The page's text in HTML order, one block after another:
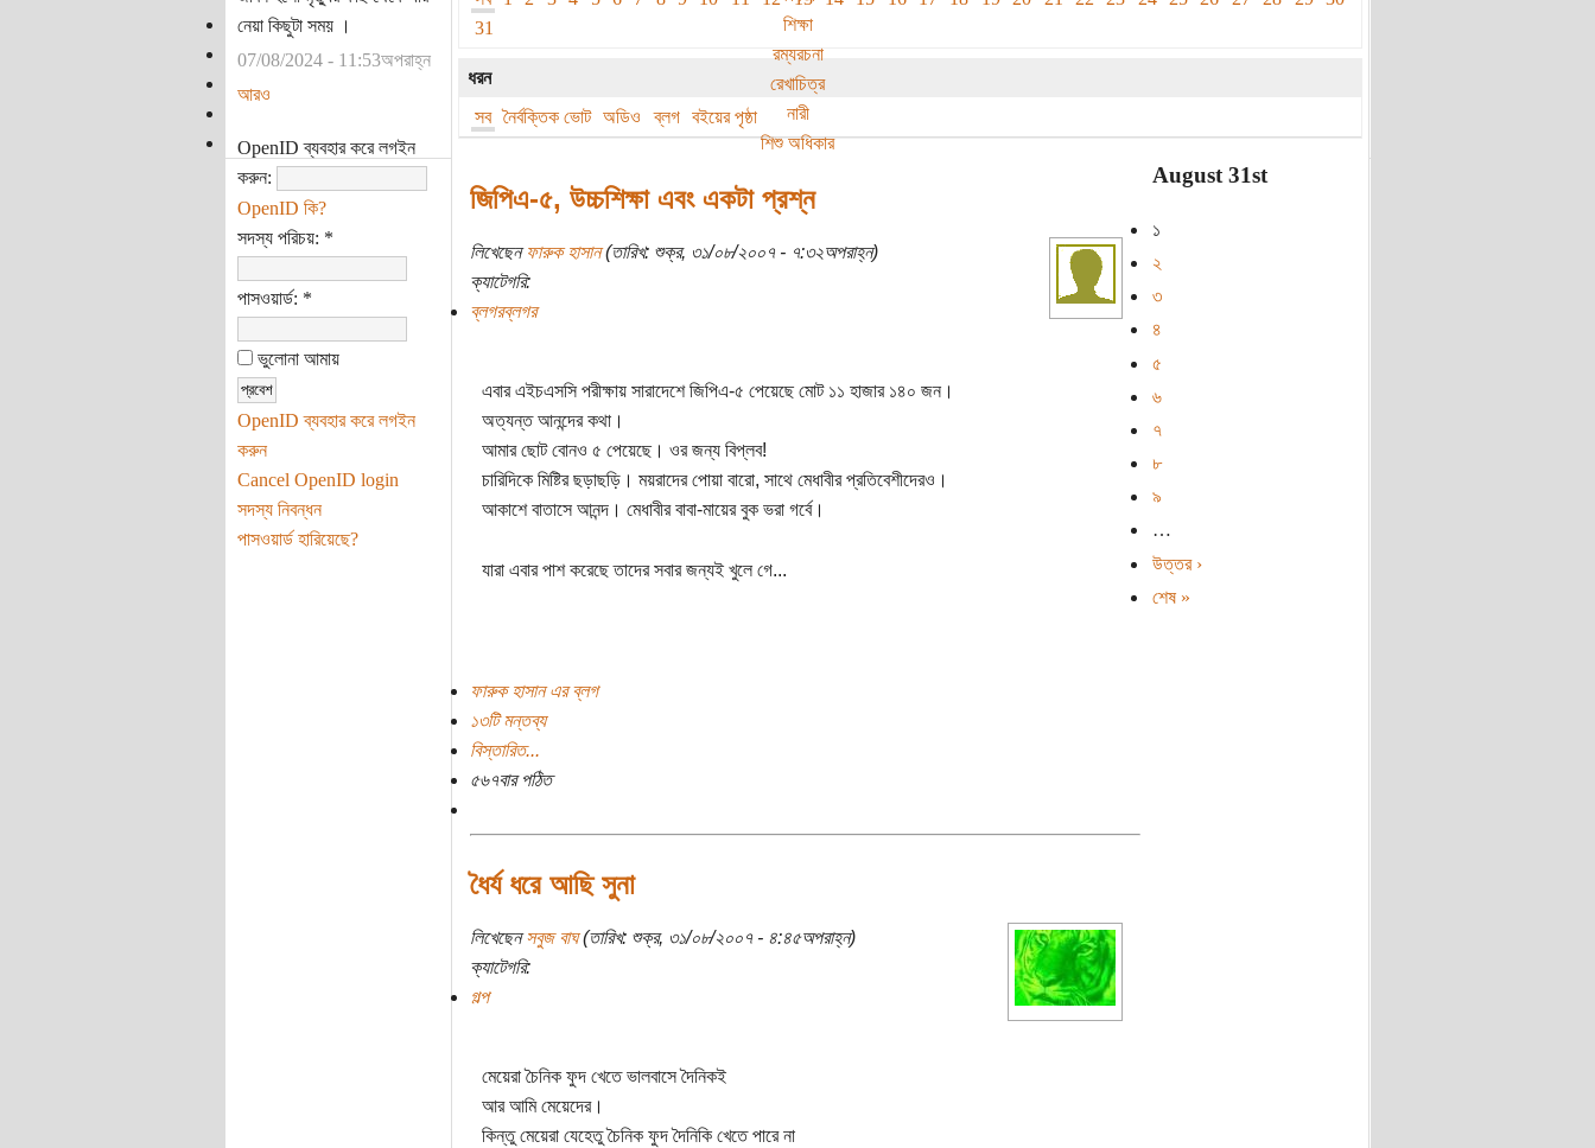
শিক্ষা
রম্যরচনা
রেখাচিত্র
নারী
শিশু অধিকার
নেয়া কিছুটা সময় ।
07/08/2024 - 11:53অপরাহ্ন
আরও
OpenID ব্যবহার করে লগইন
করুন:
OpenID কি?
সদস্য পরিচয়: *
পাসওয়ার্ড: *
ভুলোনা আমায়
OpenID ব্যবহার করে লগইন
করুন
Cancel OpenID login
সদস্য নিবন্ধন
পাসওয়ার্ড হারিয়েছে?
31
ধরন
সব
নৈর্বক্তিক ভোট অডিও ব্লগ বইয়ের পৃষ্ঠা
জিপিএ-৫, উচ্চশিক্ষা এবং একটা প্রশ্ন
লিখেছেনফারুক হাসান(তারিখ: শুক্র, ৩১/০৮/২০০৭ - ৭:৩২অপরাহ্ন)
ক্যাটেগরি:
ব্লগরব্লগর
এবার এইচএসসি পরীক্ষায় সারাদেশে জিপিএ-৫ পেয়েছে মোট ১১ হাজার ১৪০ জন।
অত্যন্ত আনন্দের কথা।
আমার ছোট বোনও ৫ পেয়েছে। ওর জন্য বিপ্লব!
চারিদিকে মিষ্টির ছড়াছড়ি। ময়রাদের পোয়া বারো, সাথে মেধাবীর প্রতিবেশীদেরও।
আকাশে বাতাসে আনন্দ। মেধাবীর বাবা-মায়ের বুক ভরা গর্বে।
যারা এবার পাশ করেছে তাদের সবার জন্যই খুলে গে...
ফারুক হাসান এর ব্লগ
১৩টি মন্তব্য
বিস্তারিত...
৫৬৭বার পঠিত
August 31st
ধৈর্য ধরে আছি সুনা
লিখেছেনসবুজ বাঘ(তারিখ: শুক্র, ৩১/০৮/২০০৭ - ৪:৪৫অপরাহ্ন)
ক্যাটেগরি:
গল্প
মেয়েরা চৈনিক ফুদ খেতে ভালবাসে দৈনিকই
আর আমি মেয়েদের।
কিন্তু মেয়েরা যেহেতু চৈনিক ফুদ দৈনিকি খেতে পারে না
১
২
৩
৪
৫
৬
৭
৮
৯
…
উত্তর ›
শেষ »